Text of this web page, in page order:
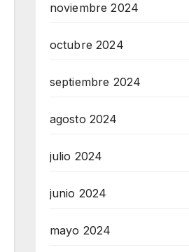
noviembre 2024
octubre 2024
septiembre 2024
agosto 2024
julio 2024
junio 2024
mayo 2024